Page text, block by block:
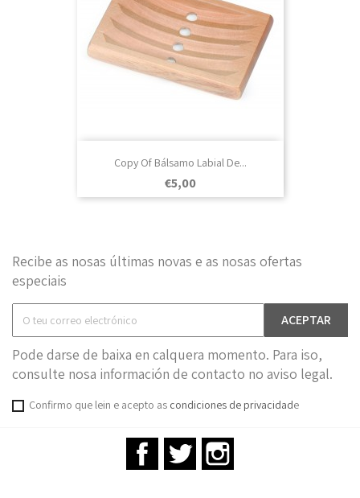
Copy Of Bálsamo Labial De...
Prezo
€5,00
Recibe as nosas últimas novas e as nosas ofertas
especiais
Pode darse de baixa en calquera momento. Para iso,
consulte nosa información de contacto no aviso legal.
Confirmo que lein e acepto as condiciones de privacidade
FacebookTwitter